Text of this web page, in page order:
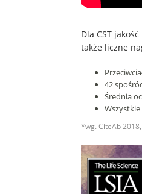
Dla CST
także liczne
42
Średnia
Wszystkie
*wg. CiteAb